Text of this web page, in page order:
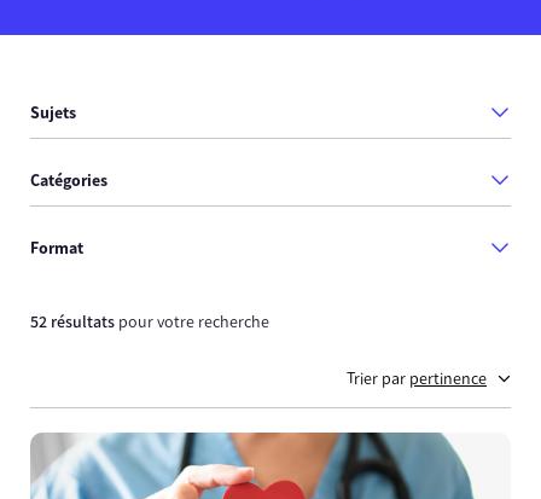
Sujets
Catégories
Format
52 résultats pour votre recherche
Trier par pertinence